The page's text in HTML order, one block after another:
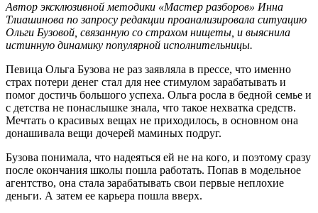
Автор эксклюзивной методики «Мастер разборов» Инна
Тлиашинова по запросу редакции проанализировала ситуацию
Ольги Бузовой, связанную со страхом нищеты, и выяснила
истинную динамику популярной исполнительницы.
Певица Ольга Бузова не раз заявляла в прессе, что именно
страх потери денег стал для нее стимулом зарабатывать и
помог достичь большого успеха. Ольга росла в бедной семье и
с детства не понаслышке знала, что такое нехватка средств.
Мечтать о красивых вещах не приходилось, в основном она
донашивала вещи дочерей маминых подруг.
Бузова понимала, что надеяться ей не на кого, и поэтому сразу
после окончания школы пошла работать. Попав в модельное
агентство, она стала зарабатывать свои первые неплохие
деньги. А затем ее карьера пошла вверх.